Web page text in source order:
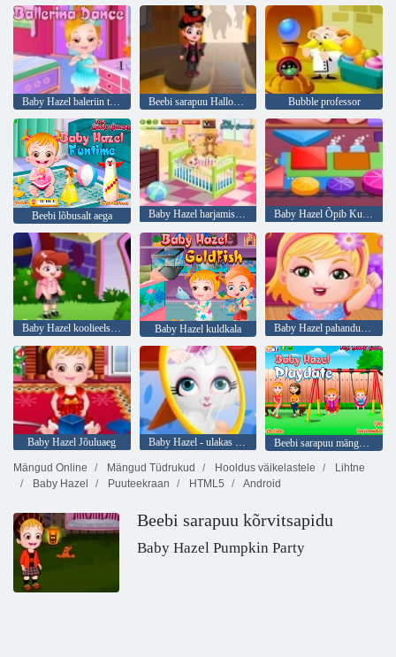
Baby Hazel baleriin tantsu Beebi sarapuu Halloweeni loss Bubble professor
Beebi lõbusalt aega Baby Hazel harjamise aeg Baby Hazel Õpib Kujundid
Baby Hazel koolieelsete Baby Hazel kuldkala Baby Hazel pahandust aeg
Baby Hazel Jõuluaeg Baby Hazel - ulakas kass
Beebi sarapuu mängupäev
Mängud Online
Mängud Tüdrukud Hooldus väikelastele
Lihtne
Baby Hazel
Puuteekraan HTML5 Android
Beebi sarapuu kõrvitsapidu
Baby Hazel Pumpkin Party